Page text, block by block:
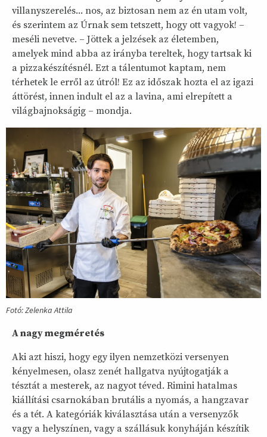
villanyszerelés... nos, az biztosan nem az én utam volt,
és szerintem az Úrnak sem tetszett, hogy ott vagyok! –
meséli nevetve. – Jöttek a jelzések az életemben,
amelyek mind abba az irányba tereltek, hogy tartsak ki
a pizzakészítésnél. Ezt a tálentumot kaptam, nem
térhetek le erről az útról! Ez az időszak hozta el az igazi
áttörést, innen indult el az a lavina, ami elrepített a
világbajnokságig – mondja.
Fotó: Zelenka Attila
A nagy megméretés
Aki azt hiszi, hogy egy ilyen nemzetközi versenyen
kényelmesen, olasz zenét hallgatva nyújtogatják a
tésztát a mesterek, az nagyot téved. Rimini hatalmas
kiállítási csarnokában brutális a nyomás, a hangzavar
és a tét. A kategóriák kiválasztása után a versenyzők
vagy a helyszínen, vagy a szállásuk konyháján készítik